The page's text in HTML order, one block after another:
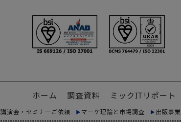
ホーム 調査資料 ミックITリポート
講演会・セミナーご依頼 マーケ理論と市場調査 出版事業